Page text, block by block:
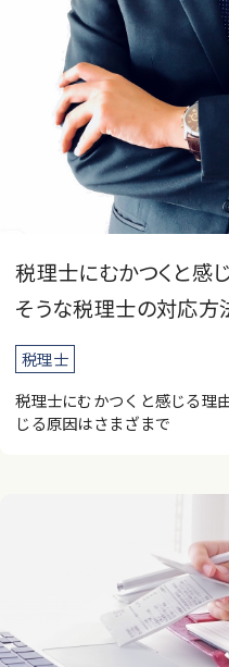
税理士にむかつくと感
そうな税理士の対応方
税理士
税理士にむかつくと感じる理
じる原因はさまざまで